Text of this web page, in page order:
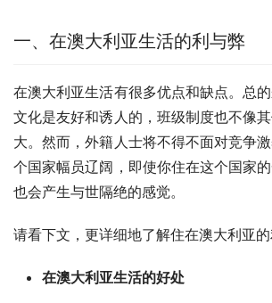
一、在澳大利亚生活的利与弊
在澳大利亚生活有很多优点和缺点。总
文化是友好和诱人的，班级制度也不像
大。然而，外籍人士将不得不面对竞争
个国家幅员辽阔，即使你住在这个国家
也会产生与世隔绝的感觉。
请看下文，更详细地了解住在澳大利亚的
在澳大利亚生活的好处